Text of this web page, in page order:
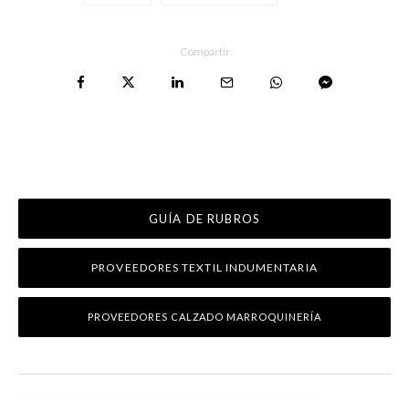
Compartir
GUÍA DE RUBROS
PROVEEDORES TEXTIL INDUMENTARIA
PROVEEDORES CALZADO MARROQUINERÍA